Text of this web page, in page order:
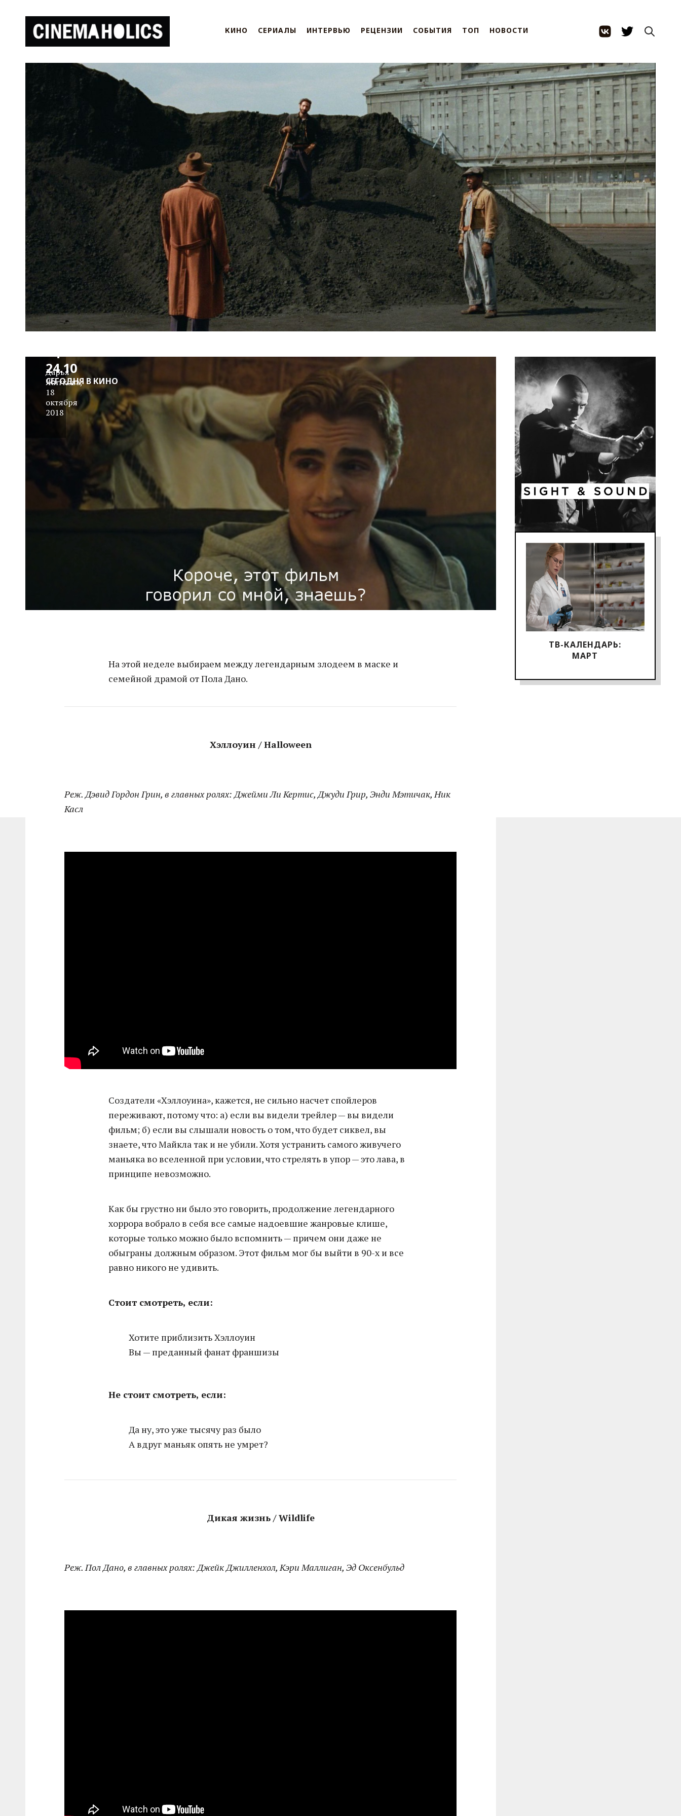
КИНО СЕРИАЛЫ ИНТЕРВЬЮ РЕЦЕНЗИИ СОБЫТИЯ ТОП НОВОСТИ
ТВ-КАЛЕНДАРЬ:
МАРТ
Сомнительная
24.10
Дарья
Житкова,
18
октября
2018
СЕГОДНЯ В КИНО
На этой неделе выбираем между легендарным злодеем в маске и
семейной драмой от Пола Дано.
Хэллоуин / Halloween
Реж. Дэвид Гордон Грин, в главных ролях: Джейми Ли Кертис, Джуди Грир, Энди Мэтичак, Ник
Касл
Создатели «Хэллоуина», кажется, не сильно насчет спойлеров
переживают, потому что: а) если вы видели трейлер — вы видели
фильм; б) если вы слышали новость о том, что будет сиквел, вы
знаете, что Майкла так и не убили. Хотя устранить самого живучего
маньяка во вселенной при условии, что стрелять в упор — это лава, в
принципе невозможно.
Как бы грустно ни было это говорить, продолжение легендарного
хоррора вобрало в себя все самые надоевшие жанровые клише,
которые только можно было вспомнить — причем они даже не
обыграны должным образом. Этот фильм мог бы выйти в 90-х и все
равно никого не удивить.
Стоит смотреть, если:
Хотите приблизить Хэллоуин
Вы — преданный фанат франшизы
Не стоит смотреть, если:
Да ну, это уже тысячу раз было
А вдруг маньяк опять не умрет?
Дикая жизнь / Wildlife
Реж. Пол Дано, в главных ролях: Джейк Джилленхол, Кэри Маллиган, Эд Оксенбульд